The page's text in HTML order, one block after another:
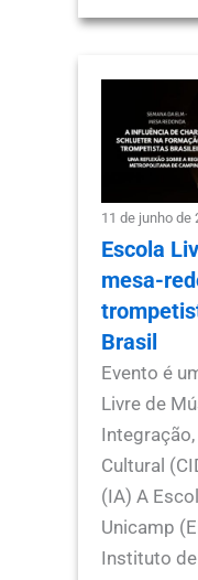
11 de junho de
Escola
mesa-
Brasil
Evento é
Livre de
Cultural
(IA) A
Unicamp
Instituto